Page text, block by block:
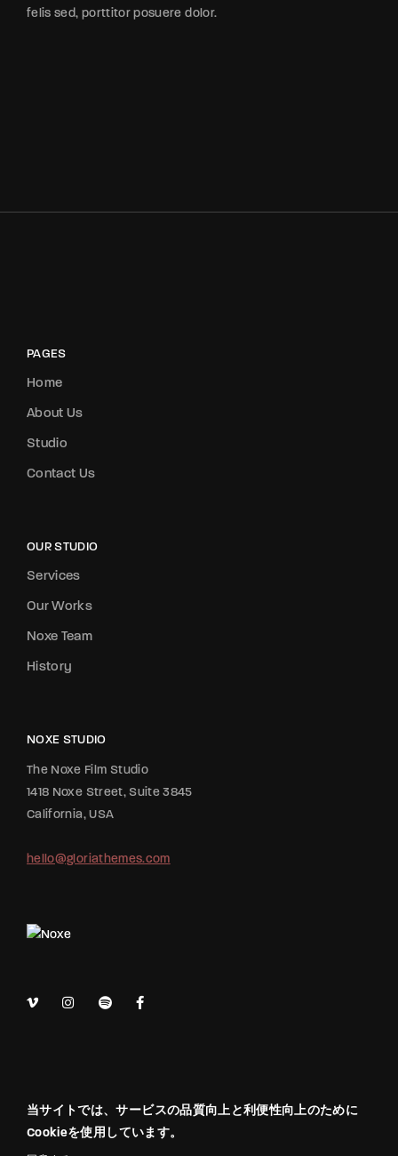
felis sed, porttitor posuere dolor.
PAGES
Home
About Us
Studio
Contact Us
OUR STUDIO
Services
Our Works
Noxe Team
History
NOXE STUDIO
The Noxe Film Studio
1418 Noxe Street, Suite 3845
California, USA
hello@gloriathemes.com
当サイトでは、サービスの品質向上と利便性向上のために
Cookieを使用しています。